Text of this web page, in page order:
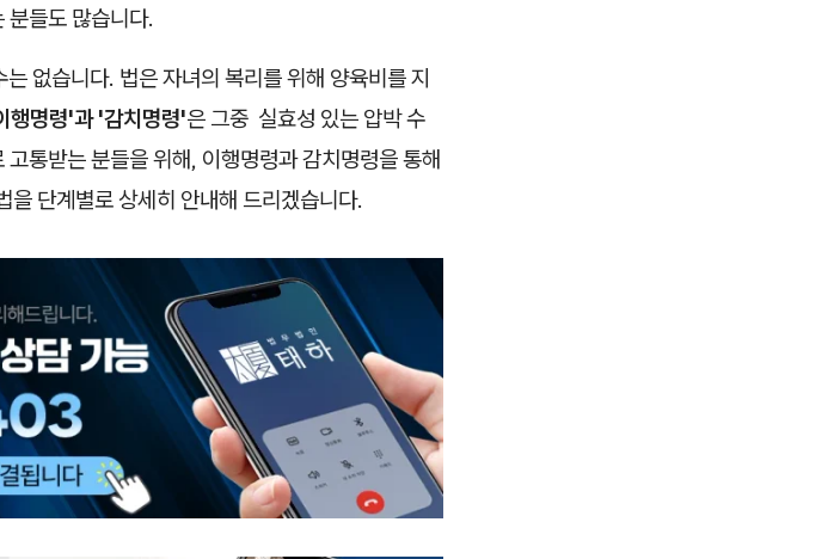
분들도 많습니다.
없습니다. 법은 자녀의 복리를 위해 양육비를 지
행명령'과 '감치명령'은 그중 실효성 있는 압박 수
통받는 분들을 위해, 이행명령과 감치명령을 통해
단계별로 상세히 안내해 드리겠습니다.